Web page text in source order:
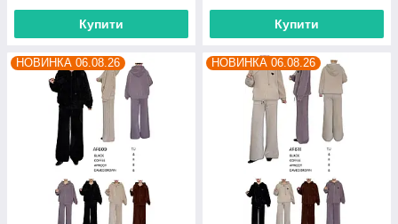
Купити Купити
НОВИНКА 06.08.26 НОВИНКА 06.08.26